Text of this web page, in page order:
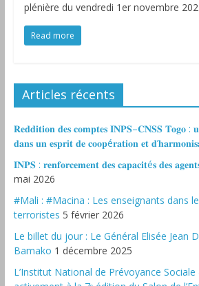
plénière du vendredi 1er novembre
Read more
Articles récents
𝐑𝐞𝐝𝐝𝐢𝐭𝐢𝐨𝐧 𝐝𝐞𝐬 𝐜𝐨𝐦𝐩𝐭𝐞𝐬 𝐈𝐍𝐏𝐒–𝐂𝐍𝐒𝐒 𝐓𝐨𝐠𝐨 :
𝐝𝐚𝐧𝐬 𝐮𝐧 𝐞𝐬𝐩𝐫𝐢𝐭 𝐝𝐞 𝐜𝐨𝐨𝐩é𝐫𝐚𝐭𝐢𝐨𝐧 𝐞𝐭
𝐈𝐍𝐏𝐒 : 𝐫𝐞𝐧𝐟𝐨𝐫𝐜𝐞𝐦𝐞𝐧𝐭 𝐝𝐞𝐬 𝐜𝐚𝐩𝐚𝐜𝐢𝐭é𝐬 𝐝𝐞𝐬
mai 2026
#Mali : #Macina : Les enseignants dans
terroristes 5 février 2026
‎Le billet du jour : Le Général Elisée Jean
Bamako 1 décembre 2025
L’Institut National de Prévoyance Sociale